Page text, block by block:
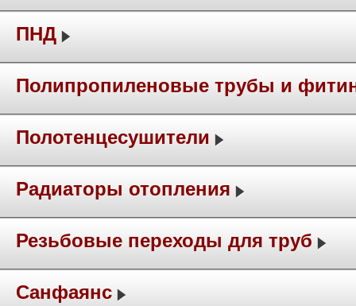
ПНД
Полипропиленовые трубы и
Полотенцесушители
Радиаторы отопления
Резьбовые переходы для труб
Санфаянс